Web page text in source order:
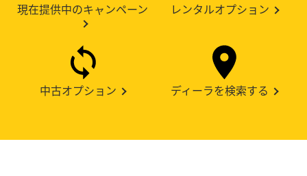
現在提供中のキャンペーン レンタルオプション
中古オプション ディーラを検索する